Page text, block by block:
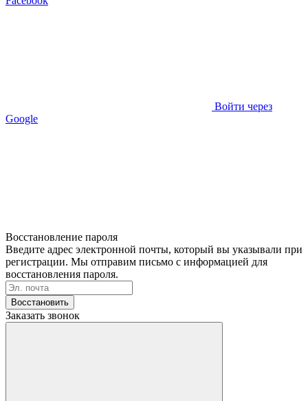
Войти через
Google
Восстановление пароля
Введите адрес электронной почты, который вы указывали при
регистрации. Мы отправим письмо с информацией для
восстановления пароля.
Восстановить
Заказать звонок